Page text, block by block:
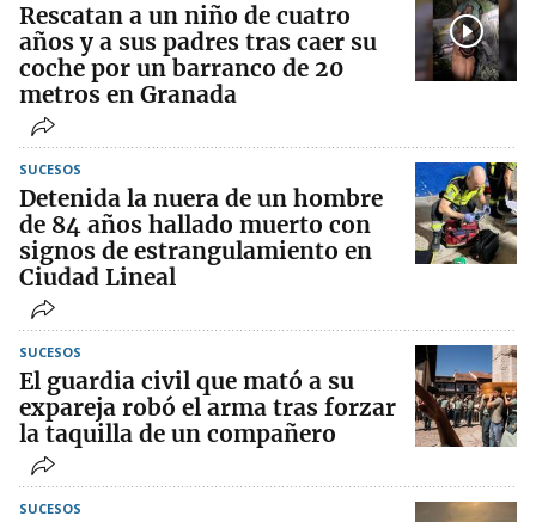
Rescatan a un niño de cuatro
años y a sus padres tras caer su
coche por un barranco de 20
metros en Granada
SUCESOS
Detenida la nuera de un hombre
de 84 años hallado muerto con
signos de estrangulamiento en
Ciudad Lineal
SUCESOS
El guardia civil que mató a su
expareja robó el arma tras forzar
la taquilla de un compañero
SUCESOS